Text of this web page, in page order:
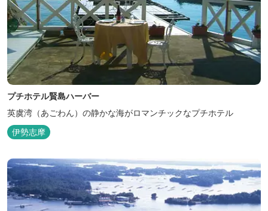
プチホテル賢島ハーバー
英虞湾（あごわん）の静かな海がロマンチックなプチホテル
伊勢志摩